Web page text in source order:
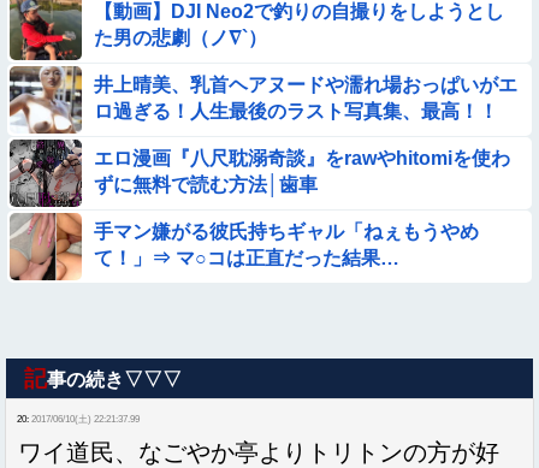
【動画】DJI Neo2で釣りの自撮りをしようとし
た男の悲劇（ノ∇`）
井上晴美、乳首ヘアヌードや濡れ場おっぱいがエ
ロ過ぎる！人生最後のラスト写真集、最高！！
エロ漫画『八尺耽溺奇談』をrawやhitomiを使わ
ずに無料で読む方法│歯車
手マン嫌がる彼氏持ちギャル「ねぇもうやめ
て！」⇒ マ○コは正直だった結果…
記事の続き▽▽▽
20: 2017/06/10(土) 22:21:37.99
ワイ道民、なごやか亭よりトリトンの方が好